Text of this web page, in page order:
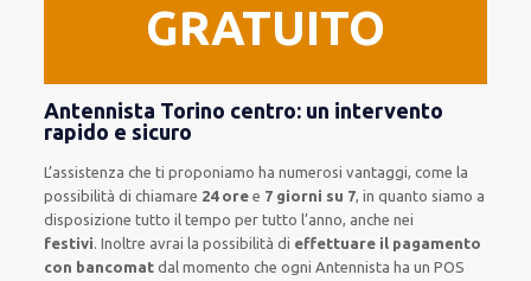
GRATUITO
Antennista Torino centro: un intervento
rapido e sicuro
L’assistenza che tiproponiamo ha numerosi vantaggi, come la
possibilità di chiamare 24 ore e 7 giorni su 7, in quanto siamo a
disposizionetutto il tempo per tutto l’anno, anche nei
festivi.Inoltre avrai la possibilità di effettuare il pagamento
con bancomat dal momento che ogni Antennista haun POS